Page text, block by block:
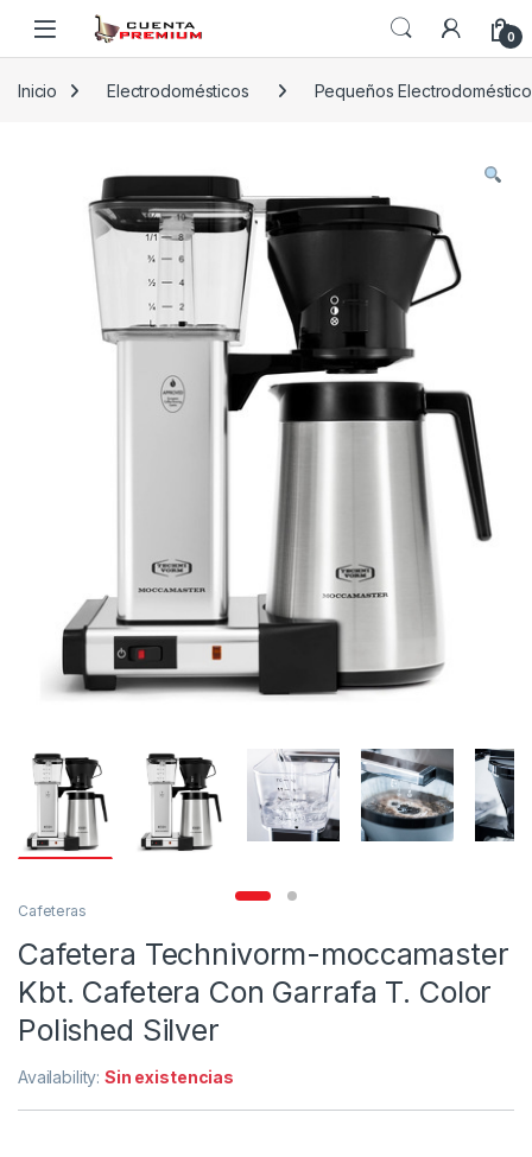
Skip to navigation
Skip to content
0
Inicio Electrodomésticos Pequeños
Cafeteras
Cafetera Technivorm-moccamaster
Kbt. Cafetera Con Garrafa T. Color
Polished Silver
Availability:Sin existencias